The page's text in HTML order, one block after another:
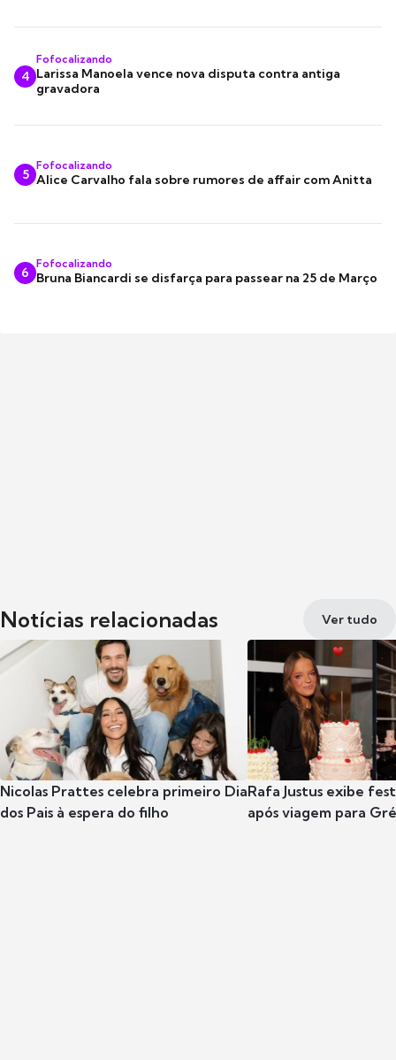
4
Fofocalizando
Larissa Manoela vence nova disputa contra antiga
gravadora
5
Fofocalizando
Alice Carvalho fala sobre rumores de affair com Anitta
6
Fofocalizando
Bruna Biancardi se disfarça para passear na 25 de Março
Notícias relacionadas Ver tudo
Nicolas Prattes celebra primeiro Dia
dos Pais à espera do filho
Rafa Justus exibe
após viagem para